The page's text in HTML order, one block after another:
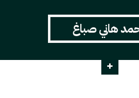
صباغ